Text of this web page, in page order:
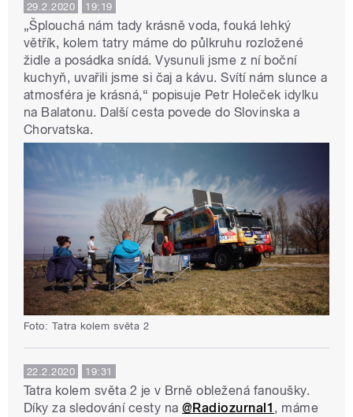
29.2.2020 19:19
„Šplouchá nám tady krásně voda, fouká lehký
větřík, kolem tatry máme do půlkruhu rozložené
židle a posádka snídá. Vysunuli jsme z ní boční
kuchyň, uvařili jsme si čaj a kávu. Svítí nám slunce a
atmosféra je krásná,“ popisuje Petr Holeček idylku
na Balatonu. Další cesta povede do Slovinska a
Chorvatska.
Foto: Tatra kolem světa 2
22.2.2020 19:31
Tatra kolem světa 2 je v Brně obležená fanoušky.
Díky za sledování cesty na @Radiozurnal1 , máme